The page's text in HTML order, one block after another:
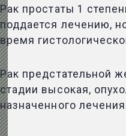
Рак простаты 1
поддается лечению,
время
Рак предстательной
стадии высокая,
назначенного